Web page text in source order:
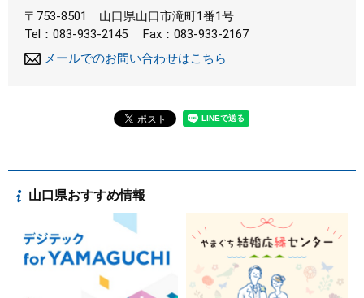
〒753-8501
山口県山口市滝町1番1号
Tel：083-933-2145
Fax：083-933-2167
メールでのお問い合わせはこちら
山口県おすすめ情報